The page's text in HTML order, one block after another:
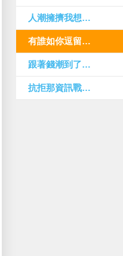
人潮擁擠我想感覺你
有誰如你逗留我思潮上
跟著錢潮到了台北不回 大安森林我哭一回
抗拒那資訊戰的困擾 那網軍無情的怒潮